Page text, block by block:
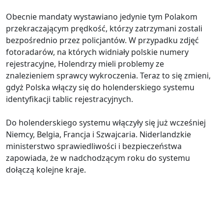
Obecnie mandaty wystawiano jedynie tym Polakom
przekraczającym prędkość, którzy zatrzymani zostali
bezpośrednio przez policjantów. W przypadku zdjęć
fotoradarów, na których widniały polskie numery
rejestracyjne, Holendrzy mieli problemy ze
znalezieniem sprawcy wykroczenia. Teraz to się zmieni,
gdyż Polska włączy się do holenderskiego systemu
identyfikacji tablic rejestracyjnych.
Do holenderskiego systemu włączyły się już wcześniej
Niemcy, Belgia, Francja i Szwajcaria. Niderlandzkie
ministerstwo sprawiedliwości i bezpieczeństwa
zapowiada, że w nadchodzącym roku do systemu
dołączą kolejne kraje.